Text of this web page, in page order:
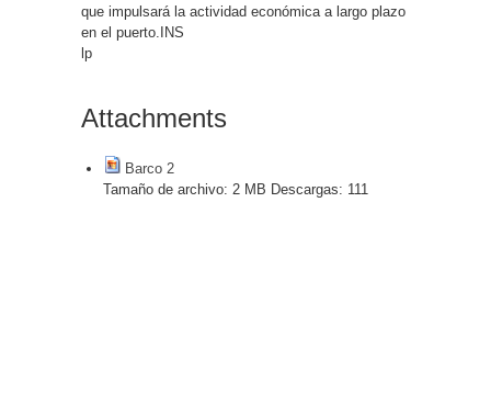
que impulsará la actividad económica a largo plazo
en el puerto.INS
lp
Attachments
Barco 2
Tamaño de archivo: 2 MB Descargas: 111